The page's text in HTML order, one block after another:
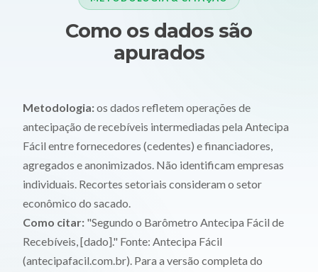
Como os dados são
apurados
Metodologia:os dados refletem operações de
antecipação de recebíveis intermediadas pela Antecipa
Fácil entre fornecedores (cedentes) e financiadores,
agregados e anonimizados. Não identificam empresas
individuais. Recortes setoriais consideram o setor
econômico do sacado.
Como citar: "Segundo o Barômetro Antecipa Fácil de
Recebíveis, [dado]." Fonte: Antecipa Fácil
(antecipafacil.com.br). Para a versão completa do